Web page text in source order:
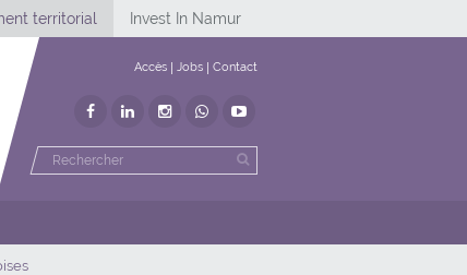
territorial Invest In Namur
Accès Jobs Contact